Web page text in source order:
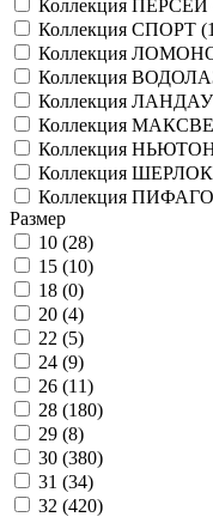
Коллекция ПЕРСЕЙ
Коллекция СПОРТ (
Коллекция
Коллекция
Коллекция ЛАНДАУ
Коллекция
Коллекция
Коллекция ШЕРЛОК
Коллекция
Размер
10 (28)
15 (10)
18 (0)
20 (4)
22 (5)
24 (9)
26 (11)
28 (180)
29 (8)
30 (380)
31 (34)
32 (420)